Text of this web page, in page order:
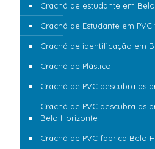
Crachá de estudante em
Crachá de Estudante em
Crachá de identificação em
Crachá de Plástico
Crachá de PVC descubra as
Crachá de PVC descubra as
Belo Horizonte
Crachá de PVC fabrica Belo